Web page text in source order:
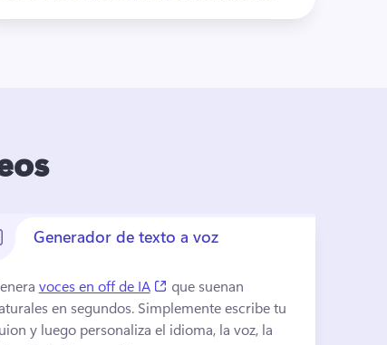
Generador de texto a voz
voces en off de IA (opens in a new tab)
que suenan
en segundos. Simplemente escribe tu
y luego personaliza el idioma, la voz, la